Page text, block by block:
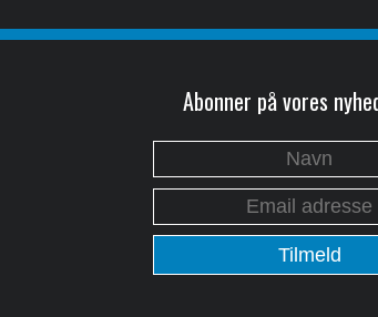
Abonner på vores